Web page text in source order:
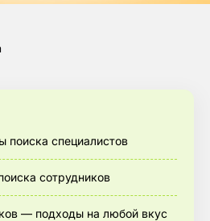
поиска специалистов
сотрудников
— подходы на любой вкус